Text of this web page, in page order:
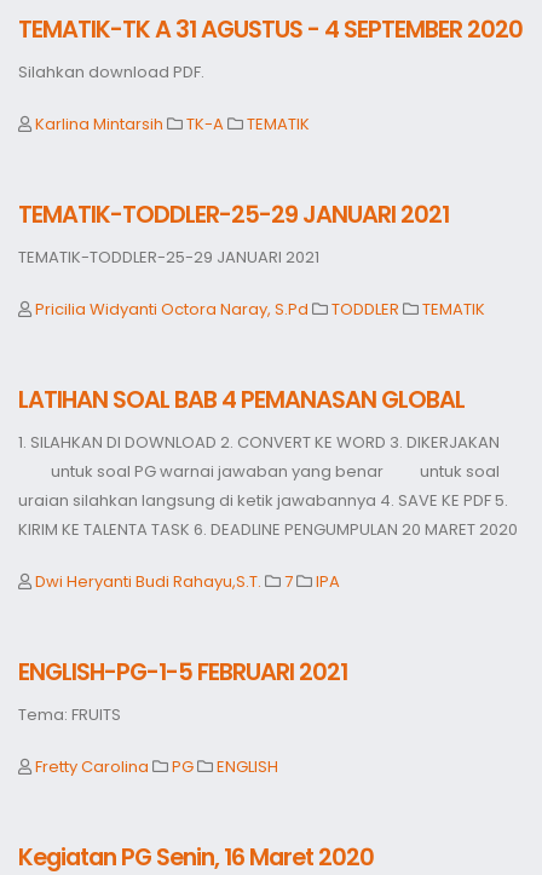
TEMATIK-TK A 31 AGUSTUS - 4 SEPTEMBER 2020
Silahkan download PDF.
Karlina Mintarsih TK-A TEMATIK
TEMATIK-TODDLER-25-29 JANUARI 2021
TEMATIK-TODDLER-25-29 JANUARI 2021
Pricilia Widyanti Octora Naray, S.Pd TODDLER TEMATIK
LATIHAN SOAL BAB 4 PEMANASAN GLOBAL
1. SILAHKAN DI DOWNLOAD 2. CONVERT KE WORD 3. DIKERJAKAN
untuk soal PG warnai jawaban yang benar untuk soal
uraian silahkan langsung di ketik jawabannya 4. SAVE KE PDF 5.
KIRIM KE TALENTA TASK 6. DEADLINE PENGUMPULAN 20 MARET 2020
Dwi Heryanti Budi Rahayu,S.T. 7 IPA
ENGLISH-PG-1-5 FEBRUARI 2021
Tema: FRUITS
Fretty Carolina PG ENGLISH
Kegiatan PG Senin, 16 Maret 2020